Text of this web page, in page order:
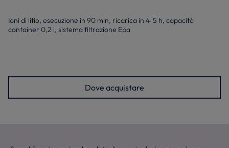
Ioni di litio, esecuzione in 90 min, ricarica in 4-5 h, capacità
container 0,2 l, sistema filtrazione Epa
Dove acquistare